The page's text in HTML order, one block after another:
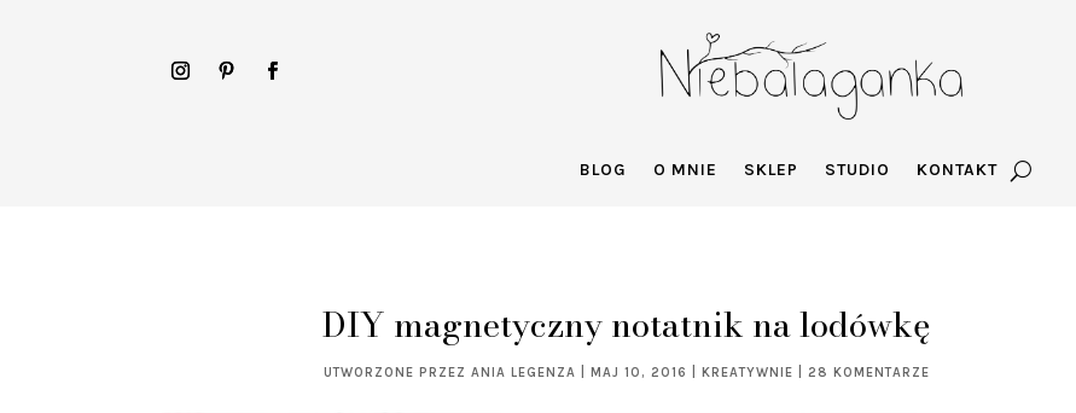
BLOG O MNIE SKLEP STUDIO KONTAKT
DIY magnetyczny notatnik na lodówkę
UTWORZONE PRZEZ ANIA LEGENZA MAJ 10, 2016 KREATYWNIE 28 KOMENTARZE